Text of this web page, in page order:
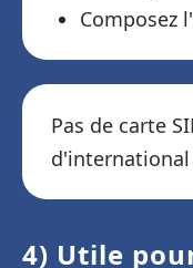
Composez
Pas de carte
4) Utile